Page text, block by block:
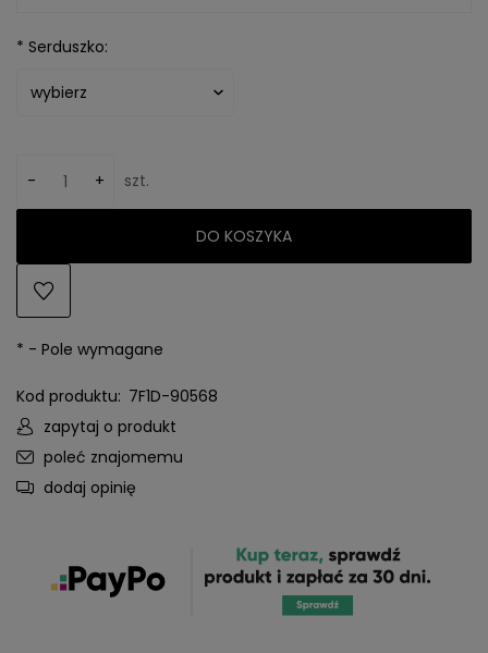
* Serduszko:
- + szt.
DO KOSZYKA
* - Pole wymagane
Kod produktu: 7F1D-90568
zapytaj o produkt
poleć znajomemu
dodaj opinię